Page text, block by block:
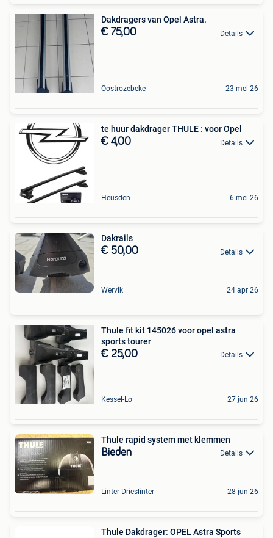
Dakdragers van Opel Astra.
€ 75,00 Details
Oostrozebeke 23 mei 26
te huur dakdrager THULE : voor Opel
€ 4,00 Details
Heusden 6 mei 26
Dakrails
€ 50,00 Details
Wervik 24 apr 26
Thule fit kit 145026 voor opel astra
sports tourer
€ 25,00 Details
Kessel-Lo 27 jun 26
Thule rapid system met klemmen
Bieden Details
Linter-Drieslinter 28 jun 26
Thule Dakdrager: OPEL Astra Sports